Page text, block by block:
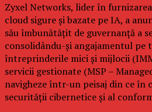
Zyxel Networks, lider în
cloud sigure și bazate pe IA, a
său îmbunătățit de guvernanță a
consolidându-și angajamentul pe
întreprinderile mici și mijlocii
servicii gestionate (MSP –
navigheze într-un peisaj din ce în
securității cibernetice și al